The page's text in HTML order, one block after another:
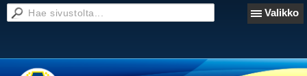
Valikko